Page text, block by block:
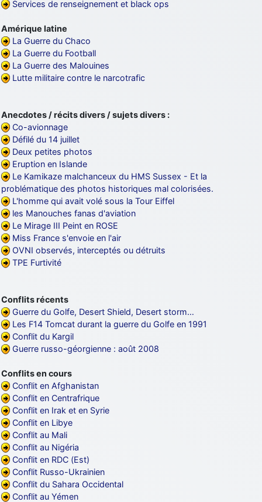
Services de renseignement et black ops
Amérique latine
La Guerre du Chaco
La Guerre du Football
La Guerre des Malouines
Lutte militaire contre le narcotrafic
Anecdotes / récits divers / sujets divers :
Co-avionnage
Défilé du 14 juillet
Deux petites photos
Eruption en Islande
Le Kamikaze malchanceux du HMS Sussex - Et la
problématique des photos historiques mal colorisées.
L'homme qui avait volé sous la Tour Eiffel
les Manouches fanas d'aviation
Le Mirage III Peint en ROSE
Miss France s'envoie en l'air
OVNI observés, interceptés ou détruits
TPE Furtivité
Conflits récents
Guerre du Golfe, Desert Shield, Desert storm…
Les F14 Tomcat durant la guerre du Golfe en 1991
Conflit du Kargil
Guerre russo-géorgienne : août 2008
Conflits en cours
Conflit en Afghanistan
Conflit en Centrafrique
Conflit en Irak et en Syrie
Conflit en Libye
Conflit au Mali
Conflit au Nigéria
Conflit en RDC (Est)
Conflit Russo-Ukrainien
Conflit du Sahara Occidental
Conflit au Yémen